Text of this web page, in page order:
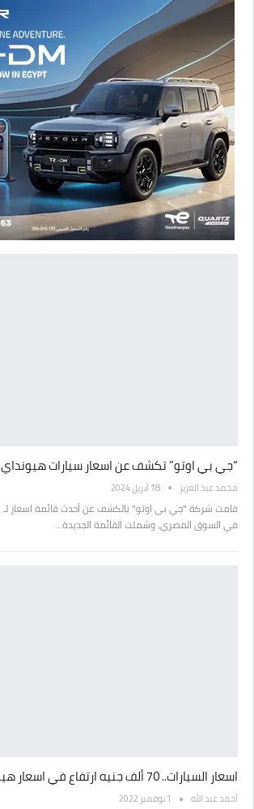
“جي بي اوتو” تكشف عن اسعار سيارات هيونداي 2024 في مصر
محمد عبد العزيز 18 أبريل 2024
في السوق المصري، وشملت القائمة الجديدة…
اسعار السيارات.. 70 ألف جنيه ارتفاع في اسعار هيونداي في مصر
أحمد عبد الله 1 نوفمبر 2022